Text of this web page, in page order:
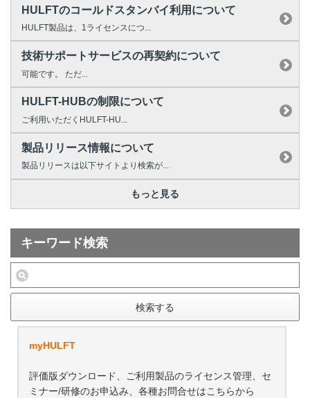
HULFTのコールドスタンバイ利用について
HULFT製品は、1ライセンスにつ...
技術サポートサービスの再契約について
可能です。 ただ...
HULFT-HUBの制限について
ご利用いただくHULFT-HU...
製品リリース情報について
製品リリースは以下サイトより検索が...
もっと見る
キーワード検索
検索する
myHULFT
評価版ダウンロード、ご利用製品のライセンス管理、セ
ミナー/研修のお申込み、各種お問合せはこちらから